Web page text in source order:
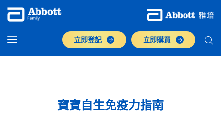
立即登記 立即購買
懷孕準備
寶寶自生免疫力指南